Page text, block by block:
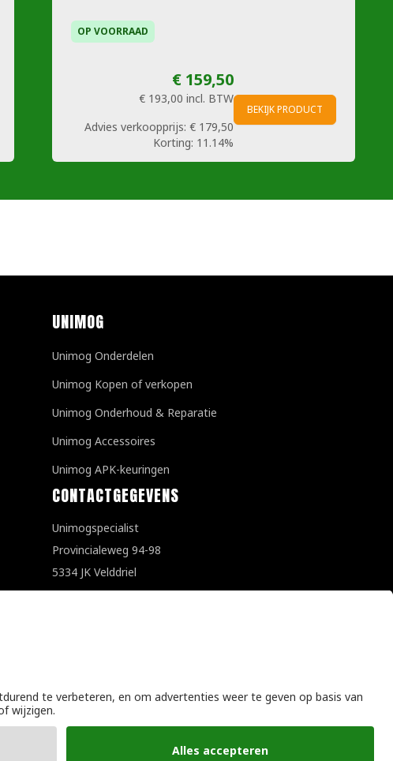
OP VOORRAAD
€ 159,50
€ 193,00 incl. BTW
Advies verkoopprijs: € 179,50
Korting: 11.14%
BEKIJK PRODUCT
UNIMOG
Unimog Onderdelen
Unimog Kopen of verkopen
Unimog Onderhoud & Reparatie
Unimog Accessoires
Unimog APK-keuringen
CONTACTGEGEVENS
Unimogspecialist
Provincialeweg 94-98
5334 JK Velddriel
Algemene voorwaarden|Privacyverklaring